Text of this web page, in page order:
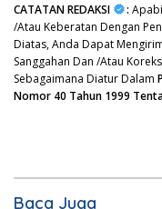
CATATAN REDAKSI :
/Atau Keberatan Dengan
Diatas, Anda Dapat
Sanggahan Dan /Atau
Sebagaimana Diatur Dalam
Nomor 40 Tahun 1999
Baca Juga